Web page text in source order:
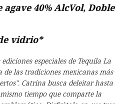
40% AlcVol, Doble
vidrio*
especiales de Tequila La
de las tradiciones mexicanas más
Catrina busca deleitar hasta
tiempo que comparte la